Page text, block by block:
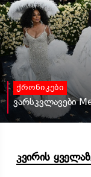
ქრონიკები
ვარსკვლავები
კვირის